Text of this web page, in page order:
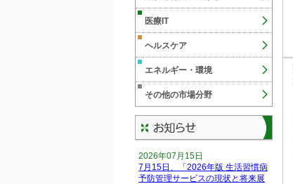
医療IT
ヘルスケア
エネルギー・環境
その他の市場分野
2026年07月15日
7月15日、「2026年版 生活習慣病
予防管理サービスの現状と将来展